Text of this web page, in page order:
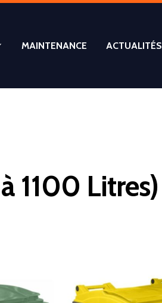
MAINTENANCE ACTUALITÉS
1100 Litres)